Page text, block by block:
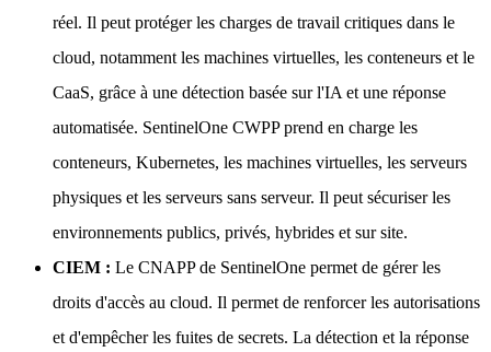
réel. Il peut protéger les charges de travail critiques dans le
cloud, notamment les machines virtuelles, les conteneurs et le
CaaS, grâce à une détection basée sur l'IA et une réponse
automatisée. SentinelOne CWPP prend en charge les
conteneurs, Kubernetes, les machines virtuelles, les serveurs
physiques et les serveurs sans serveur. Il peut sécuriser les
environnements publics, privés, hybrides et sur site.
CIEM : Le CNAPP de SentinelOne permet de gérer les
droits d'accès au cloud. Il permet de renforcer les autorisations
et d'empêcher les fuites de secrets. La détection et la réponse